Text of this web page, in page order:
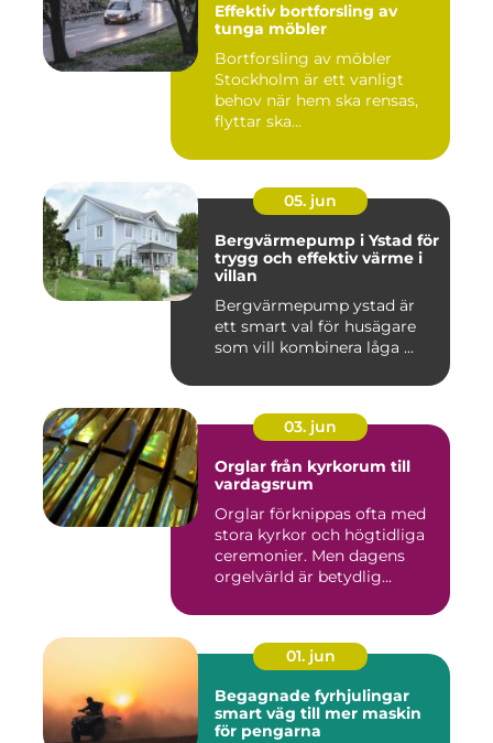
Effektiv bortforsling av
tunga möbler
Bortforsling av möbler
Stockholm är ett vanligt
behov när hem ska rensas,
flyttar ska...
05. jun
Bergvärmepump i Ystad för
trygg och effektiv värme i
villan
Bergvärmepump ystad är
ett smart val för husägare
som vill kombinera låga ...
03. jun
Orglar från kyrkorum till
vardagsrum
Orglar förknippas ofta med
stora kyrkor och högtidliga
ceremonier. Men dagens
orgelvärld är betydlig...
01. jun
Begagnade fyrhjulingar
smart väg till mer maskin
för pengarna